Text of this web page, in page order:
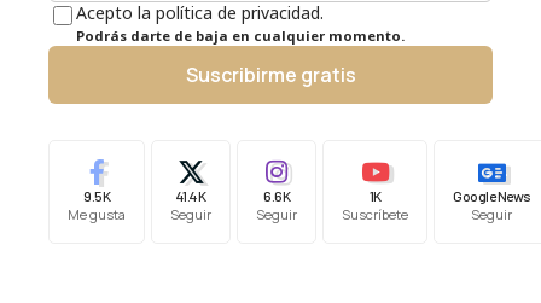
Acepto la política de privacidad.
Podrás darte de baja en cualquier momento.
Suscribirme gratis
9.5K
Me gusta
41.4K
Seguir
6.6K
Seguir
1K
Suscríbete
Google News
Seguir